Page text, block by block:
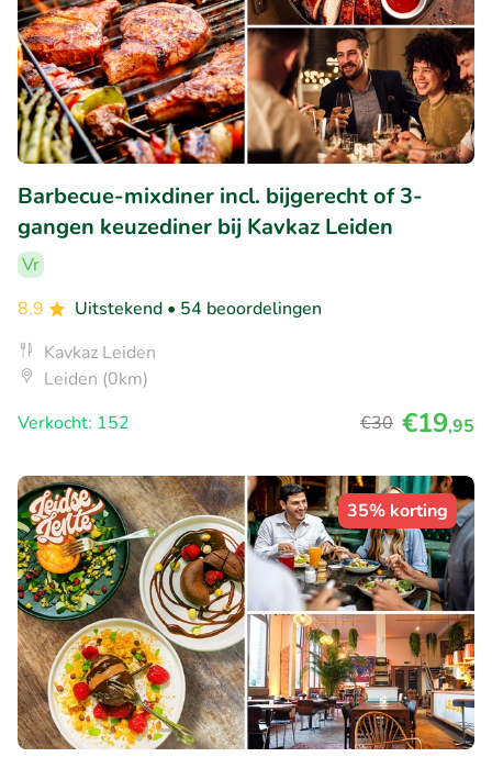
Barbecue-mixdiner incl. bijgerecht of 3-
gangen keuzediner bij Kavkaz Leiden
Vr
8.9
Uitstekend • 54 beoordelingen
Kavkaz Leiden
Leiden (0km)
Verkocht: 152
€30 €19,95
35% korting